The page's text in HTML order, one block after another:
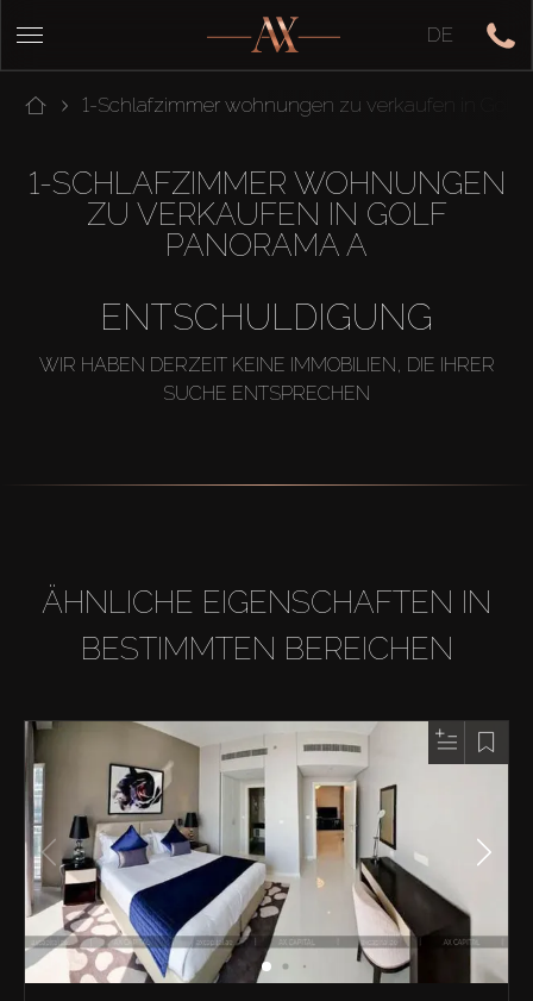
DE
1-Schlafzimmer wohnungen zu verkaufen in Golf
1-SCHLAFZIMMER WOHNUNGEN
ZU VERKAUFEN IN GOLF
PANORAMA A
ENTSCHULDIGUNG
WIR HABEN DERZEIT KEINE IMMOBILIEN, DIE IHRER
SUCHE ENTSPRECHEN
ÄHNLICHE EIGENSCHAFTEN IN
BESTIMMTEN BEREICHEN